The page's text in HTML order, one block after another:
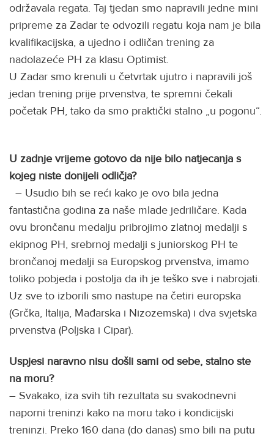
održavala regata. Taj tjedan smo napravili jedne mini
pripreme za Zadar te odvozili regatu koja nam je bila
kvalifikacijska, a ujedno i odličan trening za
nadolazeće PH za klasu Optimist.
U Zadar smo krenuli u četvrtak ujutro i napravili još
jedan trening prije prvenstva, te spremni čekali
početak PH, tako da smo praktički stalno „u pogonu“.
U zadnje vrijeme gotovo da nije bilo natjecanja s
kojeg niste donijeli odličja?
– Usudio bih se reći kako je ovo bila jedna
fantastična godina za naše mlade jedriličare. Kada
ovu brončanu medalju pribrojimo zlatnoj medalji s
ekipnog PH, srebrnoj medalji s juniorskog PH te
brončanoj medalji sa Europskog prvenstva, imamo
toliko pobjeda i postolja da ih je teško sve i nabrojati.
Uz sve to izborili smo nastupe na četiri europska
(Grčka, Italija, Mađarska i Nizozemska) i dva svjetska
prvenstva (Poljska i Cipar).
Uspjesi naravno nisu došli sami od sebe, stalno ste
na moru?
– Svakako, iza svih tih rezultata su svakodnevni
naporni treninzi kako na moru tako i kondicijski
treninzi. Preko 160 dana (do danas) smo bili na putu